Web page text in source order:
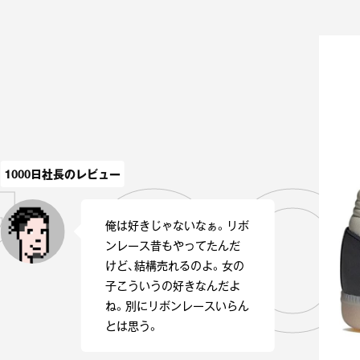
1000日社長のレビュー
俺は好きじゃないなぁ。リボ
ンレース昔もやってたんだ
けど、結構売れるのよ。女の
子こういうの好きなんだよ
ね。別にリボンレースいらん
とは思う。